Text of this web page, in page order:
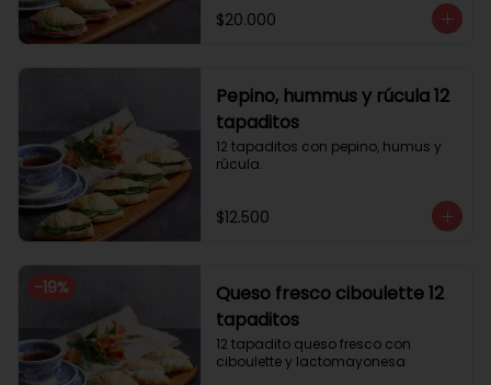
$20.000
Pepino, hummus y rúcula 12
tapaditos
12 tapaditos con pepino, humus y
rúcula.
$12.500
-19%
Queso fresco ciboulette 12
tapaditos
12 tapadito queso fresco con
ciboulette y lactomayonesa